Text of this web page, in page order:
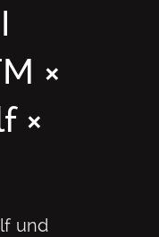
×
×
und